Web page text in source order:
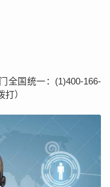
全国统一：(1)400-166-
）